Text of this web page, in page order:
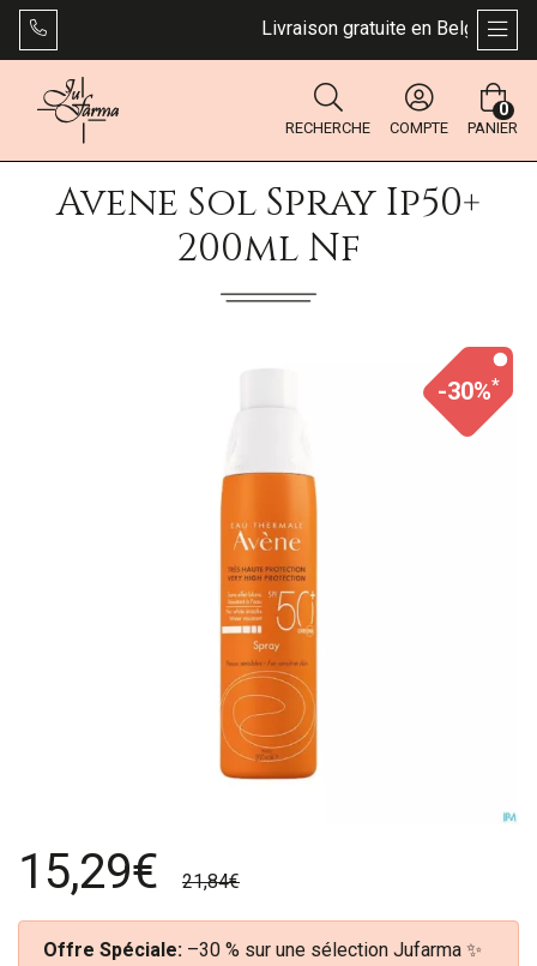
Livraison gratuite en Belgique
RECHERCHE COMPTE PANIER
0
Avene Sol Spray Ip50+
200ml Nf
-30%*
15,29€ 21,84€
Offre Spéciale: –30 % sur une sélection Jufarma ✨